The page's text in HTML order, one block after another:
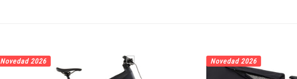
Novedad 2026 Novedad 2026